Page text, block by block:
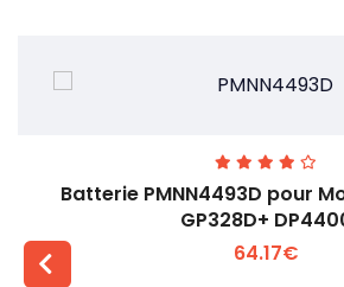
Batterie PMNN4493D pour
GP328D+
64.17€